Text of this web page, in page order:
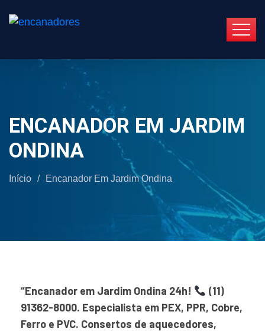
ENCANADOR EM JARDIM
ONDINA
Início / Encanador Em Jardim Ondina
“Encanador em Jardim Ondina 24h!
(11)
91362-8000. Especialista em PEX, PPR, Cobre,
Ferro e PVC. Consertos de aquecedores,